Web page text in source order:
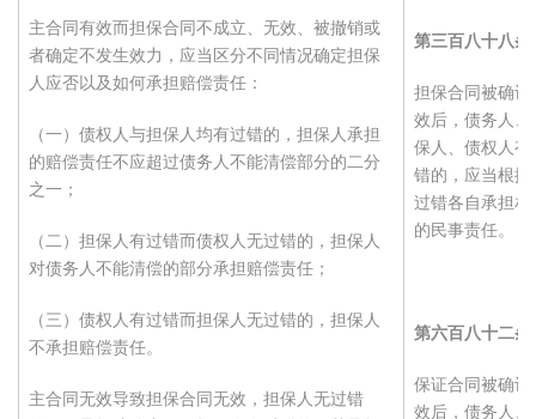
主合同有效而担保合同不成立、无效、被撤销或
者确定不发生效力，应当区分不同情况确定担保
人应否以及如何承担赔偿责任：
（一）债权人与担保人均有过错的，担保人承担
的赔偿责任不应超过债务人不能清偿部分的二分
之一；
（二）担保人有过错而债权人无过错的，担保人
对债务人不能清偿的部分承担赔偿责任；
（三）债权人有过错而担保人无过错的，担保人
不承担赔偿责任。
主合同无效导致担保合同无效，担保人无过错
第三百八十八条
担保合同被确认
效后，债务人、
保人、债权人有
错的，应当根据
过错各自承担相
的民事责任。
第六百八十二条
保证合同被确认
效后，债务人、